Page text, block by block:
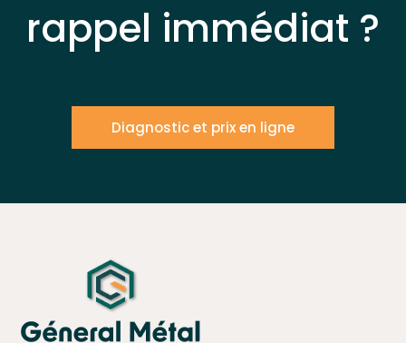
rappel immédiat ?
Diagnostic et prix en ligne